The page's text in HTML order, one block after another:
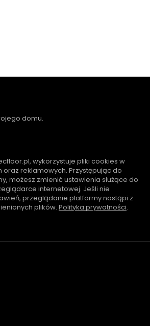
domu.
wykorzystuje pliki cookies w
oraz reklamowych. Przystępując do
możesz zmienić ustawienia służące do
internetowej. Jeśli nie
przeglądanie platformy nastąpi z
plików. Polityka prywatności.